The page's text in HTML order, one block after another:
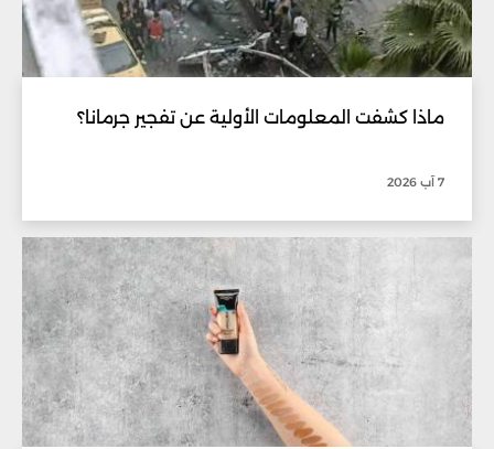
ماذا كشفت المعلومات الأولية عن تفجير جرمانا؟
7 آب 2026